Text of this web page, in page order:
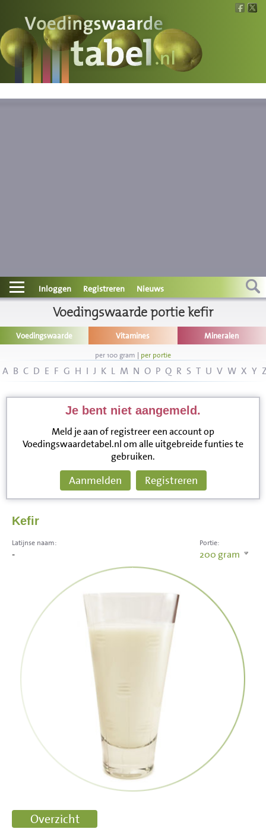
Voedingswaarde
Wat is wat?
Contact
Informatie
Disclaimer
Inloggen Registreren Nieuws
Voedingswaarde portie kefir
Voedingswaarde Vitamines Mineralen
per 100 gram | per portie
A B C D E F G H I J K L M N O P Q R S T U V W X Y
Je bent niet aangemeld.
Meld je aan of registreer een account op
Voedingswaardetabel.nl om alle uitgebreide funties te
gebruiken.
Aanmelden Registreren
Kefir
Portie:
200 gram
Latijnse naam:
-